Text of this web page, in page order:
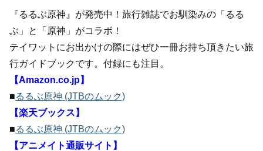
『るるぶ原神』が発売中！旅行雑誌でお馴染みの「るる
ぶ」と「原神」がコラボ！
テイワットにお出かけの際にはぜひ一冊お持ち頂きたい旅
行ガイドブックです。付録にも注目。
【Amazon.co.jp】
■るるぶ原神 (JTBのムック)
【楽天ブックス】
■るるぶ原神 (JTBのムック)
【アニメイト通販サイト】